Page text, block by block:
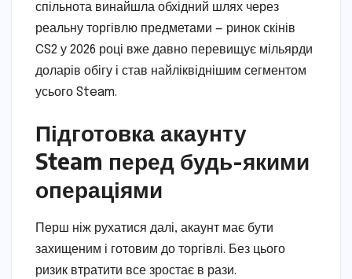
спільнота винайшла обхідний шлях через
реальну торгівлю предметами — ринок скінів
CS2 у 2026 році вже давно перевищує мільярди
доларів обігу і став найліквіднішим сегментом
усього Steam.
Підготовка акаунту
Steam перед будь-якими
операціями
Перш ніж рухатися далі, акаунт має бути
захищеним і готовим до торгівлі. Без цього
ризик втратити все зростає в рази.